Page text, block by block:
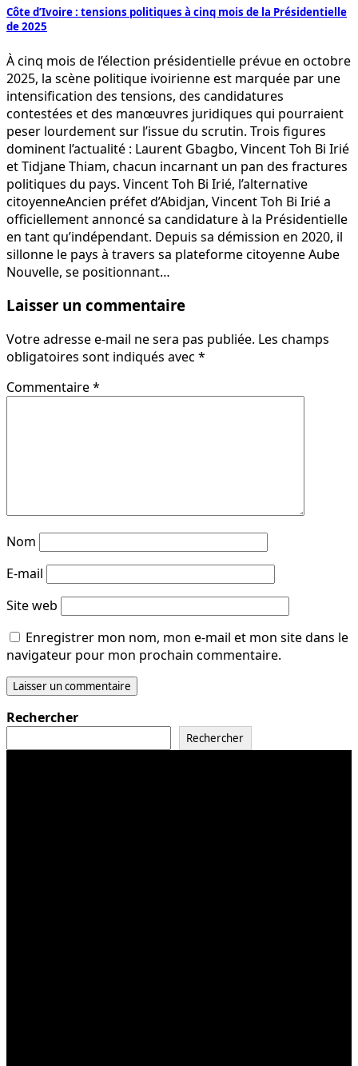
Côte d’Ivoire : tensions politiques à cinq mois de la Présidentielle
de 2025
À cinq mois de l’élection présidentielle prévue en octobre
2025, la scène politique ivoirienne est marquée par une
intensification des tensions, des candidatures
contestées et des manœuvres juridiques qui pourraient
peser lourdement sur l’issue du scrutin. Trois figures
dominent l’actualité : Laurent Gbagbo, Vincent Toh Bi Irié
et Tidjane Thiam, chacun incarnant un pan des fractures
politiques du pays. Vincent Toh Bi Irié, l’alternative
citoyenneAncien préfet d’Abidjan, Vincent Toh Bi Irié a
officiellement annoncé sa candidature à la Présidentielle
en tant qu’indépendant. Depuis sa démission en 2020, il
sillonne le pays à travers sa plateforme citoyenne Aube
Nouvelle, se positionnant…
Laisser un commentaire
Votre adresse e-mail ne sera pas publiée. Les champs
obligatoires sont indiqués avec *
Commentaire*
Nom
E-mail
Site web
Enregistrer mon nom, mon e-mail et mon site dans le
navigateur pour mon prochain commentaire.
Rechercher
Rechercher